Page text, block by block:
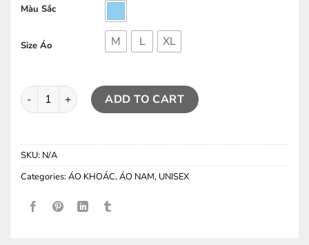
Màu Sắc
Size Áo M L XL
Áo Khoác FF Windbreaker ( Half-Zip ) quantity
ADD TO CART
SKU: N/A
Categories:ÁO KHOÁC,ÁO NAM, UNISEX